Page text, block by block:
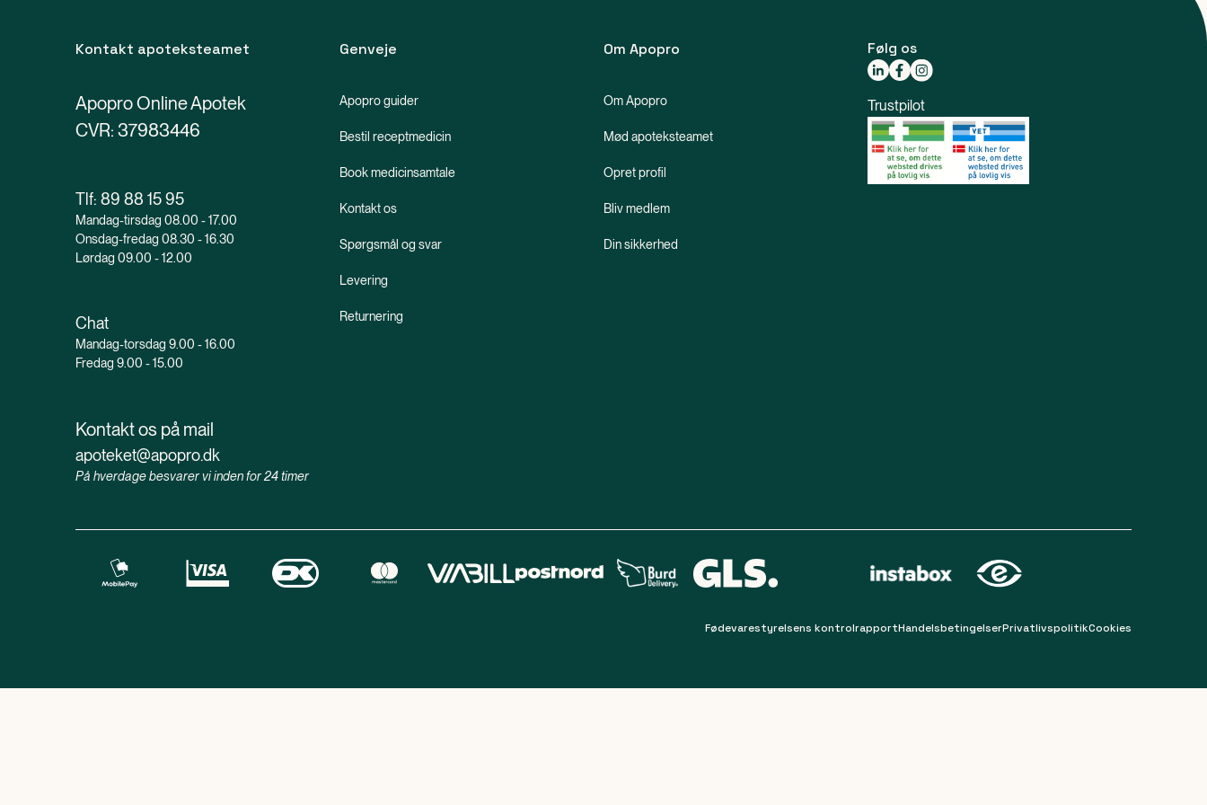
Kontakt apoteksteamet
Apopro Online Apotek
CVR: 37983446
Tlf: 89 88 15 95
Mandag-tirsdag 08.00 - 17.00
Onsdag-fredag 08.30 - 16.30
Lørdag 09.00 - 12.00
Chat
Mandag-torsdag 9.00 - 16.00
Fredag 9.00 - 15.00
Kontakt os på mail
apoteket@apopro.dk
På hverdage besvarer vi inden for 24 timer
Genveje
Apopro guider
Bestil receptmedicin
Book medicinsamtale
Kontakt os
Spørgsmål og svar
Levering
Returnering
Om Apopro
Om Apopro
Mød apoteksteamet
Opret profil
Bliv medlem
Din sikkerhed
Følg os
Trustpilot
Fødevarestyrelsens kontrolrapportHandelsbetingelserPrivatlivspolitikCookies